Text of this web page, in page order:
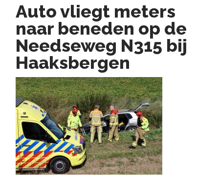
Auto vliegt meters
naar beneden op de
Needseweg N315 bij
Haaksbergen